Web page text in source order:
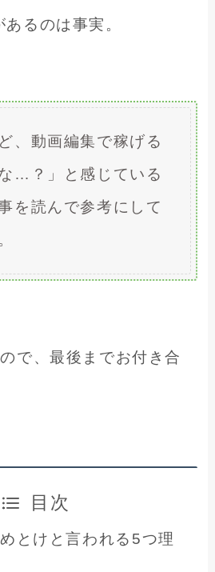
るのは事実。
、動画編集で稼げる
…？」と感じている
を読んで参考にして
で、最後までお付き合
目次
とけと言われる5つ理